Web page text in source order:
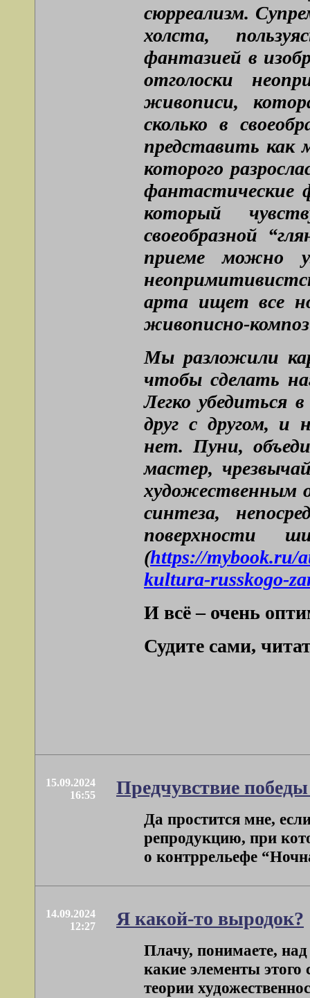
сюрреализм.
холста,
фантазией в
отголоски
живописи,
сколько в
представить как
которого
фантастические
который
своеобразной
приеме можно
арта ищет все
живописно-
Мы разложили
чтобы сделать
Легко
друг с другом, и
нет. Пуни,
мастер,
художественным
синтеза,
поверхности
(https://mybook.ru/
kultura-russkogo-
И всё – очень
Судите сами,
15.09.2024
16:55
Предчувствие
Да простится мне,
репродукцию, при
о контррельефе
14.09.2024
12:27
Я какой-то выродок?
Плачу, понимаете,
какие элементы этого
теории